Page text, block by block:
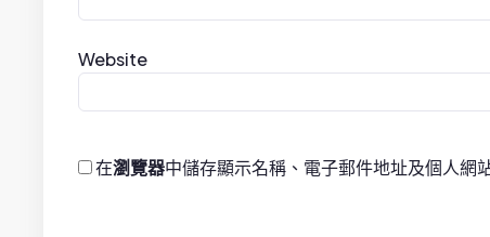
Website
在瀏覽器中儲存顯示名稱、電子郵件地址及個人網